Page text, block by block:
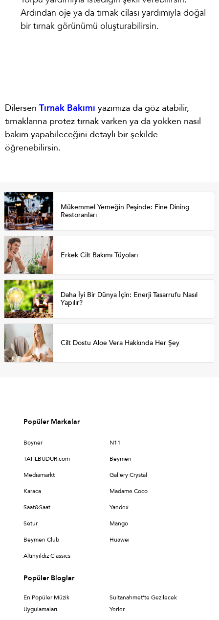
Ardından oje ya da tırnak cilası yardımıyla doğal
bir tırnak görünümü oluşturabilirsin.
Dilersen Tırnak Bakımı yazımıza da göz atabilir,
tırnaklarına protez tırnak varken ya da yokken nasıl
bakım yapabileceğini detaylı bir şekilde
öğrenebilirsin.
Mükemmel Yemeğin Peşinde: Fine Dining
Restoranları
Erkek Cilt Bakımı Tüyoları
Daha İyi Bir Dünya İçin: Enerji Tasarrufu Nasıl
Yapılır?
Cilt Dostu Aloe Vera Hakkında Her Şey
Popüler Markalar
Boyner N11
TATİLBUDUR.com Beymen
Medıamarkt Gallery Crystal
Karaca Madame Coco
Saat&Saat Yandex
Setur Mango
Beymen Club Huaweı
Altınyıldız Classıcs
Popüler Bloglar
En Popüler Müzik
Uygulamaları
Sultanahmet’te Gezilecek
Yerler